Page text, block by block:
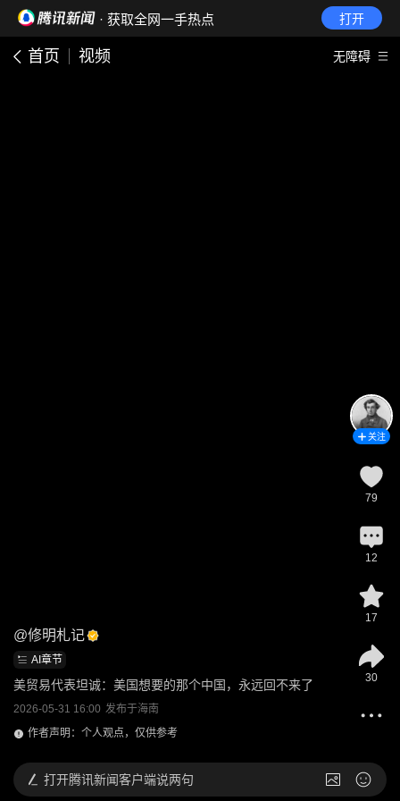
· 获取全网一手热点 打开
首页 视频 无障碍
@修明札记
AI章节
美贸易代表坦诚：美国想要的那个中国，永远回不来了
2026-05-31 16:00 发布于海南
作者声明：个人观点，仅供参考
关注
79
12
17
30
打开腾讯新闻客户端说两句